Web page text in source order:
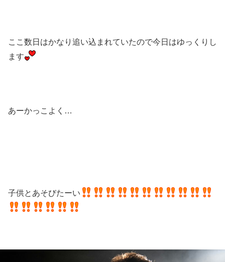
ここ数日はかなり追い込まれていたので今日はゆっくりし
ます
あーかっこよく…
子供とあそびたーい